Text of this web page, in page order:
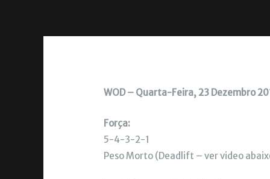
WOD – Quarta-Feira, 23 Dezembro
Força:
5-4-3-2-1
Peso Morto (Deadlift – ver video